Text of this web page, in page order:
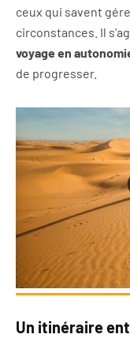
ceux qui savent
circonstances. Il
voyage en
de progresser.
Un itinéraire